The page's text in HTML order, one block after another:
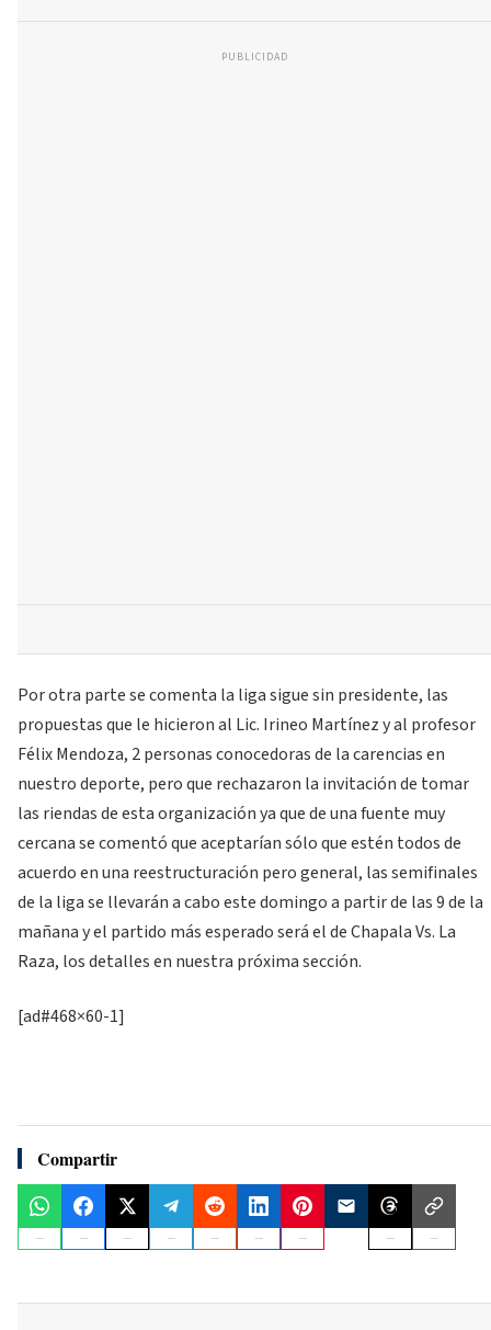
PUBLICIDAD
Por otra parte se comenta la liga sigue sin presidente, las
propuestas que le hicieron al Lic. Irineo Martínez y al profesor
Félix Mendoza, 2 personas conocedoras de la carencias en
nuestro deporte, pero que rechazaron la invitación de tomar
las riendas de esta organización ya que de una fuente muy
cercana se comentó que aceptarían sólo que estén todos de
acuerdo en una reestructuración pero general, las semifinales
de la liga se llevarán a cabo este domingo a partir de las 9 de la
mañana y el partido más esperado será el de Chapala Vs. La
Raza, los detalles en nuestra próxima sección.
[ad#468×60-1]
Compartir